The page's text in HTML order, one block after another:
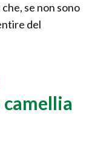
se non sono
del